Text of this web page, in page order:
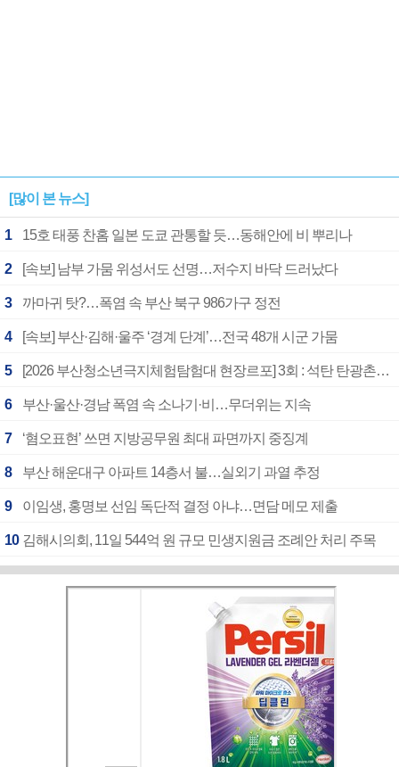
[많이 본 뉴스]
1 15호 태풍 찬홈 일본 도쿄 관통할 듯…동해안에 비 뿌리나
2 [속보] 남부 가뭄 위성서도 선명…저수지 바닥 드러났다
3 까마귀 탓?…폭염 속 부산 북구 986가구 정전
4 [속보] 부산·김해·울주 ‘경계 단계’…전국 48개 시군 가뭄
5 [2026 부산청소년극지체험탐험대 현장르포] 3회 : 석탄 탄광촌에서 북극 연구의 중심지로
6 부산·울산·경남 폭염 속 소나기·비…무더위는 지속
7 ‘혐오표현’ 쓰면 지방공무원 최대 파면까지 중징계
8 부산 해운대구 아파트 14층서 불…실외기 과열 추정
9 이임생, 홍명보 선임 독단적 결정 아냐…면담 메모 제출
10 김해시의회, 11일 544억 원 규모 민생지원금 조례안 처리 주목